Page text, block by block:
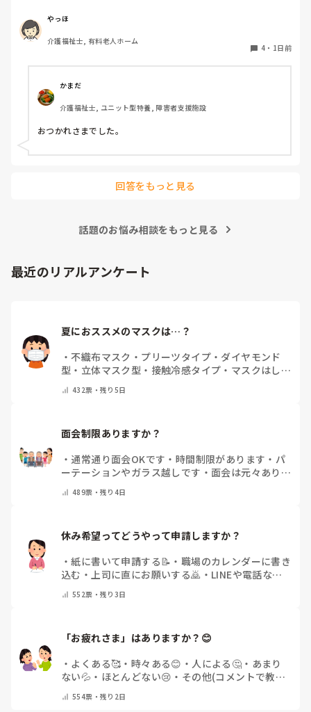
やっほ
介護福祉士, 有料老人ホーム
4 ・ 1日前
かまだ
介護福祉士, ユニット型特養, 障害者支援施設
おつかれさまでした。
回答をもっと見る
話題のお悩み相談をもっと見る
最近のリアルアンケート
夏におススメのマスクは…？
・不織布マスク ・ プリーツタイプ・ ダイヤモンド
型 ・ 立体マスク型 ・ 接触冷感タイプ ・ マスクはしま
432票・残り5日
面会制限ありますか？
・ 通常通り面会OKです ・ 時間制限があります ・ パ
ーテーションやガラス越しです ・ 面会は元々ありま
489票・残り4日
休み希望ってどうやって申請しますか？
・紙に書いて申請する📝 ・ 職場のカレンダーに書き
込む ・ 上司に直にお願いする🙇 ・ LINEや電話など
552票・残り3日
「お疲れさま」はありますか？😊
・ よくある🥰 ・ 時々ある😊 ・ 人による🤔 ・ あまり
ない💦 ・ ほとんどない😢 ・ その他(コメントで教え
554票・残り2日